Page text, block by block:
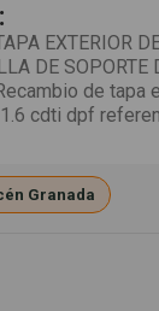
EXTERIOR
DE SOPORTE
de
cdti dpf
Granada